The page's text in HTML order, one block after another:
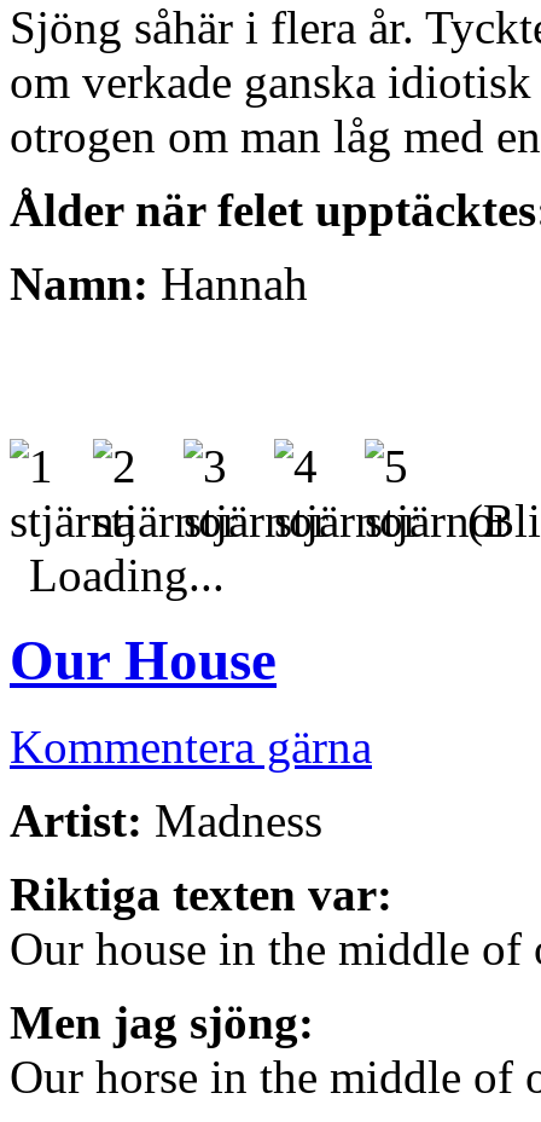
Sjöng såhär i flera år.
om verkade ganska
otrogen om man låg med
Ålder när felet
Namn: Hannah
(Bli
Loading...
Our House
Kommentera gärna
Artist: Madness
Riktiga texten var:
Our house in the middle of
Men jag sjöng:
Our horse in the middle of